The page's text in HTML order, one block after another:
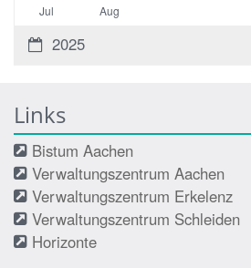
Jul
Aug
2025
Links
Bistum Aachen
Verwaltungszentrum Aachen
Verwaltungszentrum Erkelenz
Verwaltungszentrum Schleiden
Horizonte